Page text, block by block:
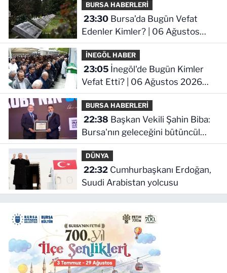
BURSA HABERLERİ
23:30Bursa’da Bugün Vefat
Edenler Kimler? | 06 Ağustos
2026 Perşembe
İNEGÖL HABER
23:05İnegöl'de Bugün Kimler
Vefat Etti? | 06 Ağustos 2026
Perşembe
BURSA HABERLERİ
22:38
Bursa'nın geleceğini bütüncül
anlayışla planlıyoruz
DÜNYA
22:32Cumhurbaşkanı Erdoğan,
Suudi Arabistan yolcusu